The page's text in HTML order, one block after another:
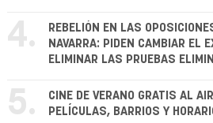
4.
REBELIÓN EN LAS
NAVARRA: PIDEN CAMBIAR EL
ELIMINAR LAS PRUEBAS
5.
CINE DE VERANO GRATIS AL
PELÍCULAS, BARRIOS Y